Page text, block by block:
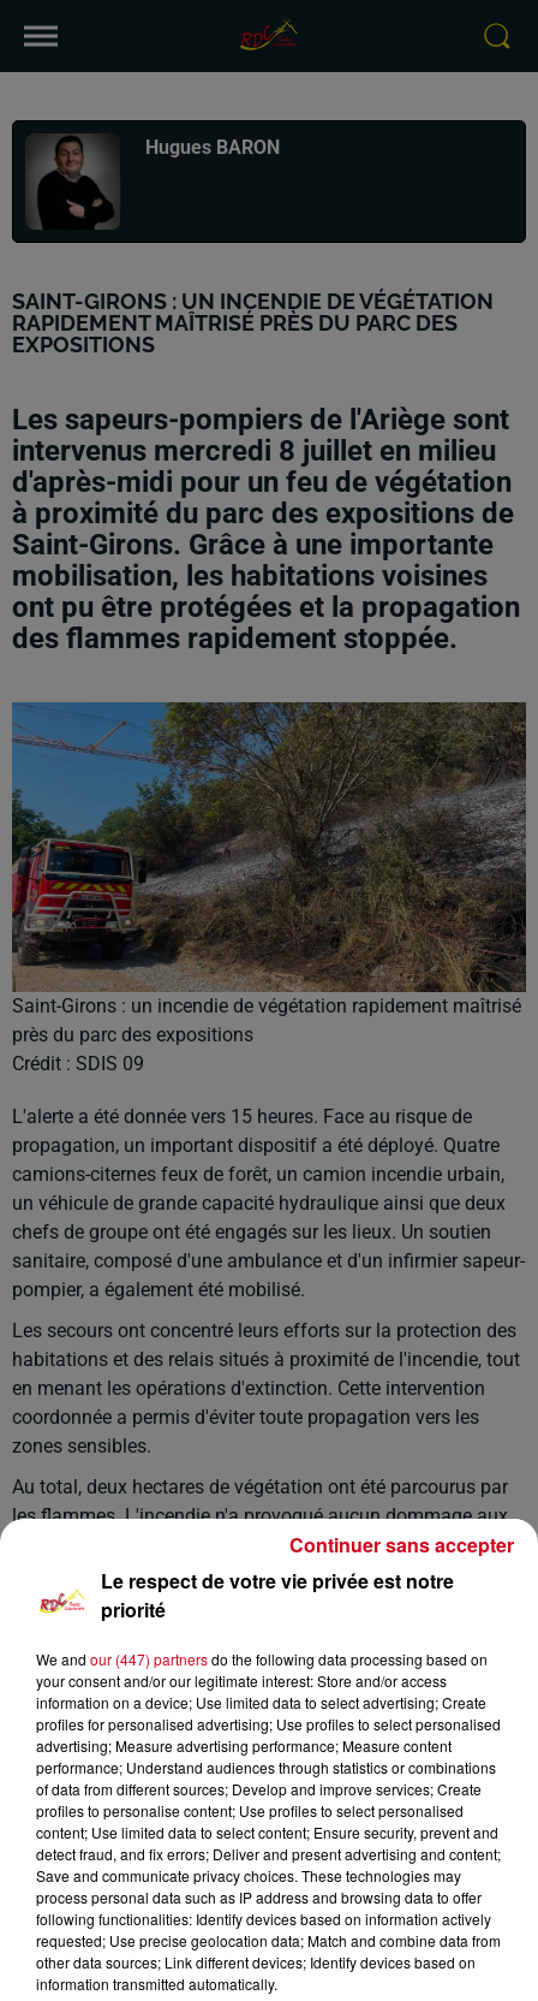
Hugues BARON
SAINT-GIRONS : UN INCENDIE DE VÉGÉTATION
RAPIDEMENT MAÎTRISÉ PRÈS DU PARC DES
EXPOSITIONS
Les sapeurs-pompiers de l'Ariège sont
intervenus mercredi 8 juillet en milieu
d'après-midi pour un feu de végétation
à proximité du parc des expositions de
Saint-Girons. Grâce à une importante
mobilisation, les habitations voisines
ont pu être protégées et la propagation
des flammes rapidement stoppée.
Saint-Girons : un incendie de végétation rapidement maîtrisé
près du parc des expositions
Crédit : SDIS 09
L'alerte a été donnée vers 15 heures. Face au risque de
propagation, un important dispositif a été déployé. Quatre
camions-citernes feux de forêt, un camion incendie urbain,
un véhicule de grande capacité hydraulique ainsi que deux
chefs de groupe ont été engagés sur les lieux. Un soutien
sanitaire, composé d'une ambulance et d'un infirmier sapeur-
pompier, a également été mobilisé.
Les secours ont concentré leurs efforts sur la protection des
habitations et des relais situés à proximité de l'incendie, tout
en menant les opérations d'extinction. Cette intervention
coordonnée a permis d'éviter toute propagation vers les
zones sensibles.
Au total, deux hectares de végétation ont été parcourus par
les flammes. L'incendie n'a provoqué aucun dommage aux
Près de 30 sapeurs-pompiers et sept engins ont participé à
cette intervention.
À LA UNE Voir plus
Couserans : Eaux du Couserans
alerte sur une recrudescence de
faux...
La Fabio-Casartelli souffle ses 30
bougies sur les routes du
Le respect de votre vie privée est notre
priorité
We and our (447) partnersdo the following data processing based on
your consent and/or our legitimate interest: Store and/or access
information on a device; Use limited data to select advertising; Create
profiles for personalised advertising; Use profiles to select personalised
advertising; Measure advertising performance; Measure content
performance; Understand audiences through statistics or combinations
of data from different sources; Develop and improve services; Create
profiles to personalise content; Use profiles to select personalised
content; Use limited data to select content; Ensure security, prevent and
detect fraud, and fix errors; Deliver and present advertising and content;
Save and communicate privacy choices. These technologies may
process personal data such as IP address and browsing data to offer
following functionalities: Identify devices based on information actively
requested; Use precise geolocation data; Match and combine data from
other data sources; Link different devices; Identify devices based on
information transmitted automatically.
Continuer sans accepter